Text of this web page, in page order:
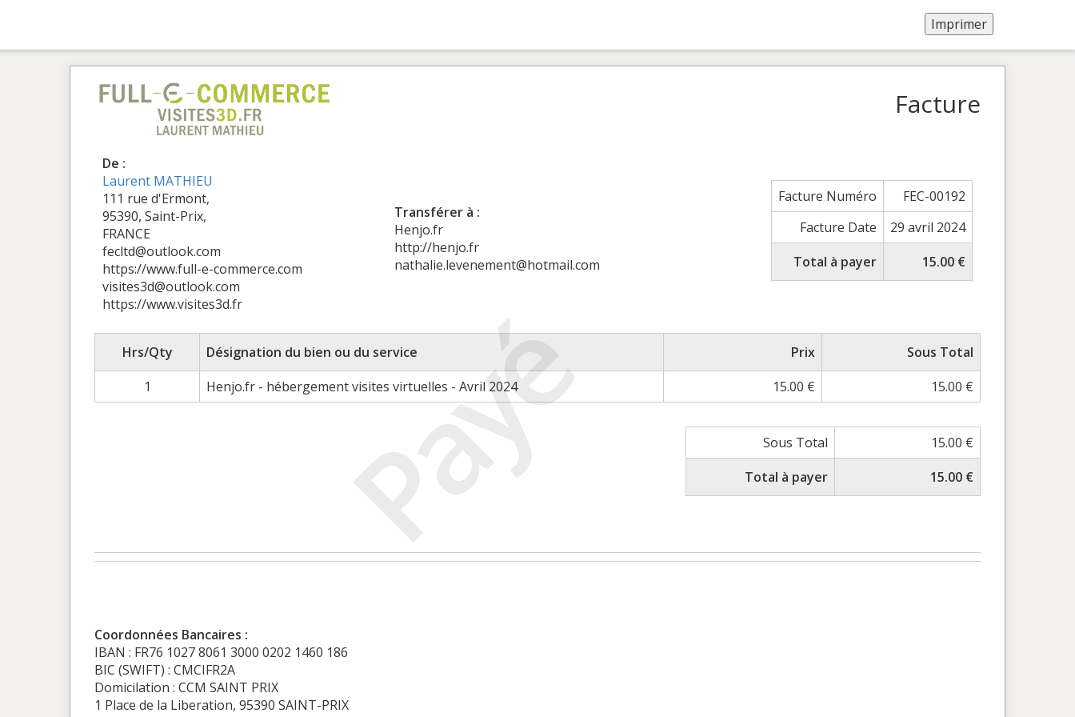
Payé
Facture
De :
Laurent MATHIEU
111 rue d'Ermont,
95390, Saint-Prix,
FRANCE
fecltd@outlook.com
https://www.full-e-commerce.com
visites3d@outlook.com
https://www.visites3d.fr
Transférer à :
Henjo.fr
http://henjo.fr
nathalie.levenement@hotmail.com
Facture Numéro
FEC-00192
Facture Date
29 avril 2024
Total à payer
15.00 €
Hrs/Qty Désignation du bien ou du service Prix
Sous Total
1
Henjo.fr - hébergement visites virtuelles - Avril 2024 15.00 € 15.00 €
Sous Total
15.00 €
Total à payer
15.00 €
Coordonnées Bancaires :
IBAN : FR76 1027 8061 3000 0202 1460 186
BIC (SWIFT) : CMCIFR2A
Domicilation : CCM SAINT PRIX
1 Place de la Liberation, 95390 SAINT-PRIX